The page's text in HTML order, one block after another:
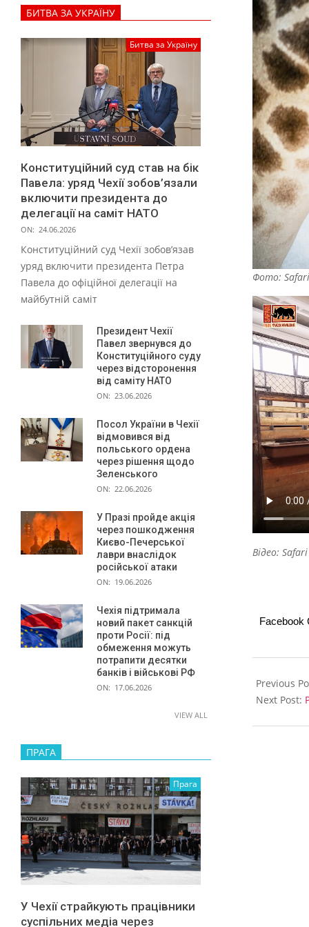
,
В
І
Д
Е
О
Фото:
Відео:
Facebook
10-
17
Previous
Next Post:
БИТВА ЗА УКРАЇНУ
Битва за Україну
Конституційний суд став на бік
Павела: уряд Чехії зобов’язали
включити президента до
делегації на саміт НАТО
ON: 24.06.2026
Конституційний суд Чехії зобов’язав
уряд включити президента Петра
Павела до офіційної делегації на
майбутній саміт
Президент Чехії
Павел звернувся до
Конституційного суду
через відсторонення
від саміту НАТО
ON: 23.06.2026
Посол України в Чехії
відмовився від
польського ордена
через рішення щодо
Зеленського
ON: 22.06.2026
У Празі пройде акція
через пошкодження
Києво-Печерської
лаври внаслідок
російської атаки
ON: 19.06.2026
Чехія підтримала
новий пакет санкцій
проти Росії: під
обмеження можуть
потрапити десятки
банків і військові РФ
ON: 17.06.2026
VIEW ALL
ПРАГА
Прага
У Чехії страйкують працівники
суспільних медіа через